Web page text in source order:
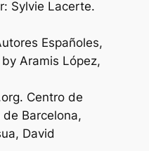
Sylvie Lacerte.
Españoles,
Aramis López,
Centro de
Barcelona,
David